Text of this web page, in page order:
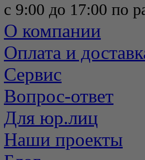
с 9:00 до 17:00 по
О компании
Оплата и
Сервис
Вопрос-ответ
Для юр.лиц
Наши проекты